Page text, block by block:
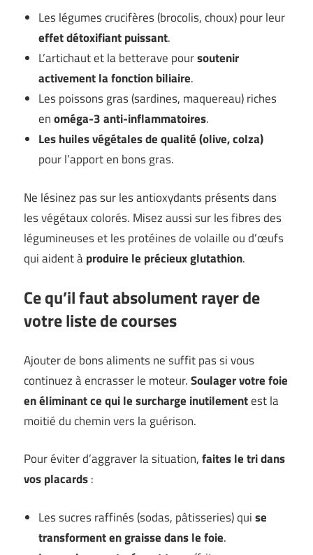
Les légumes crucifères (brocolis, choux) pour leur
effet détoxifiant puissant.
L’artichaut et la betterave poursoutenir
activement la fonction biliaire.
Les poissons gras (sardines, maquereau) riches
enoméga-3 anti-inflammatoires.
Les huiles végétales de qualité (olive, colza)
pour l’apport en bons gras.
Ne lésinez pas sur les antioxydants présents dans
les végétaux colorés. Misez aussi sur les fibres des
légumineuses et les protéines de volaille ou d’œufs
qui aident àproduire le précieux glutathion.
Ce qu’il faut absolument rayer de
votre liste de courses
Ajouter de bons aliments ne suffit pas si vous
continuez à encrasser le moteur.Soulager votre foie
en éliminant ce qui le surcharge inutilementest la
moitié du chemin vers la guérison.
Pour éviter d’aggraver la situation,faites le tri dans
vos placards:
Les sucres raffinés (sodas, pâtisseries) quise
transforment en graisse dans le foie.